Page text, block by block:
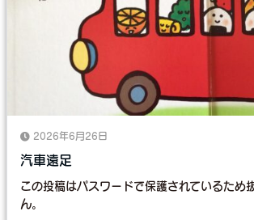
2026年6月26日
汽車遠足
この投稿はパスワードで保護されているため
ん。